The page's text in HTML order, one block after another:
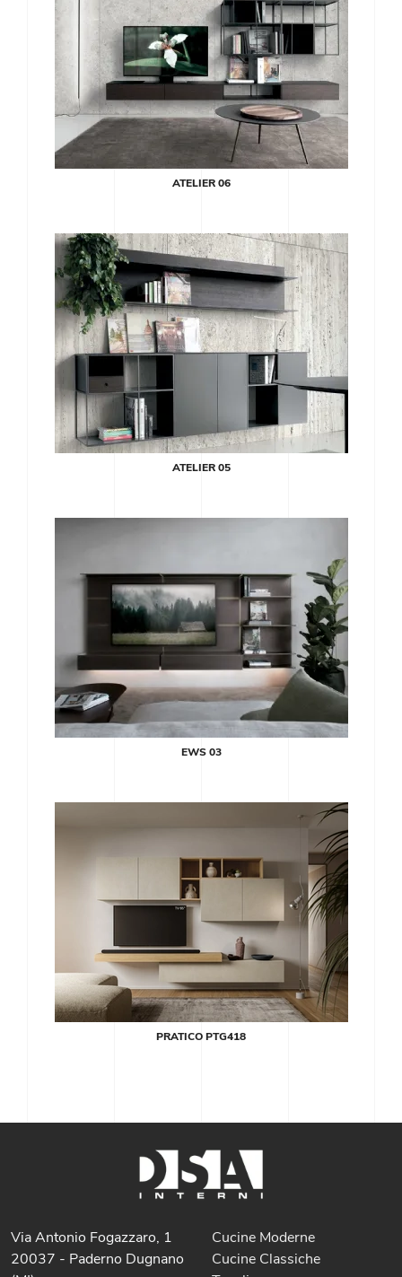
ATELIER 06
ATELIER 05
EWS 03
PRATICO PTG418
Via Antonio Fogazzaro, 1
20037 - Paderno Dugnano
Cucine Moderne
Cucine Classiche